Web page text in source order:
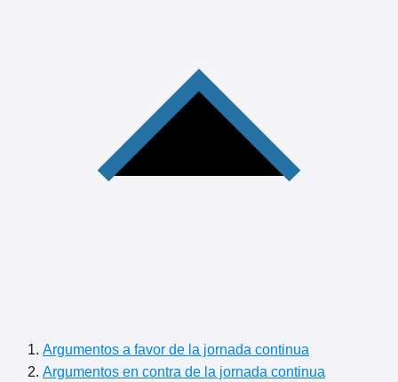
Argumentos a favor de la jornada continua
Argumentos en contra de la jornada continua